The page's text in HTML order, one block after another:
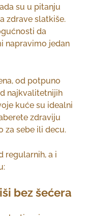
su u pitanju
zdrave slatkiše.
da
napravimo jedan
od potpuno
najkvalitetnijih
kuće su idealni
zdraviju
za sebe ili decu.
regularnih, a i
bez šećera